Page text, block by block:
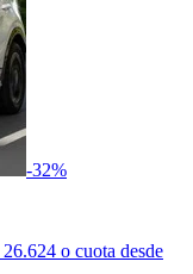
-32%
26.624 o cuota desde